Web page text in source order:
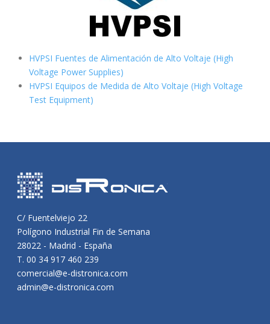
HVPSI Fuentes de Alimentación de Alto Voltaje (High
Voltage Power Supplies)
HVPSI Equipos de Medida de Alto Voltaje (High Voltage
Test Equipment)
C/ Fuentelviejo 22
Polígono Industrial Fin de Semana
28022 - Madrid - España
T. 00 34 917 460 239
comercial@e-distronica.com
admin@e-distronica.com